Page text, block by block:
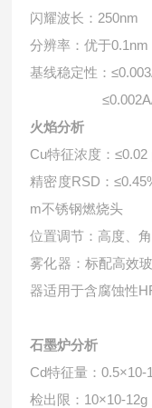
闪耀波长：250nm
分辨率：优于0.1nm
基线稳定性：
≤0.002A/
火焰分析
Cu特征浓度：≤0.02
精密度RSD：
m不锈钢燃烧头
位置调节：高度、
雾化器：标配高效
器适用于含腐蚀性
石墨炉分析
Cd特征量：0.5×10-
检出限：10×10-12g